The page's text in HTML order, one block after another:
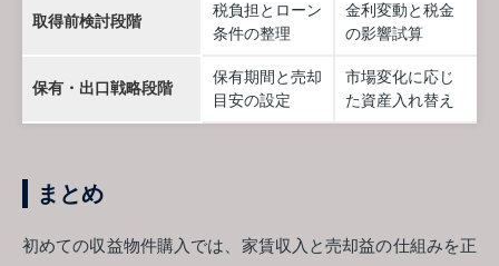
取得前検討段階
税負担とローン
条件の整理
金利変動と税金
の影響試算
保有・出口戦略段階
保有期間と売却
目安の設定
市場変化に応じ
た資産入れ替え
まとめ
初めての収益物件購入では、家賃収入と売却益の仕組みを正